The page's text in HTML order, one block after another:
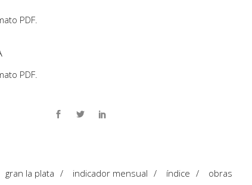
PDF.
PDF.
gran la plata / indicador mensual / índice / obras